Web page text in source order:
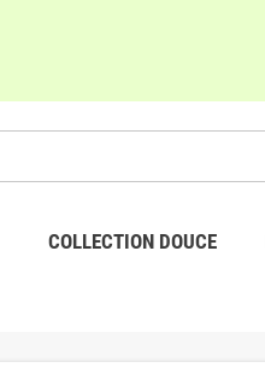
COLLECTION DOUCE